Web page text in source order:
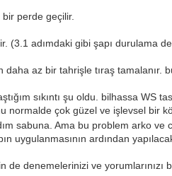
perde geçilir.
(3.1 adımdaki gibi şapı durulama
az bir tahrişle tıraş tamalanır.
sıkıntı şu oldu. bilhassa
normalde çok güzel ve işlevsel bir
sabuna. Ama bu problem arko ve
uygulanmasının ardından
de denemelerinizi ve yorumlarınızı